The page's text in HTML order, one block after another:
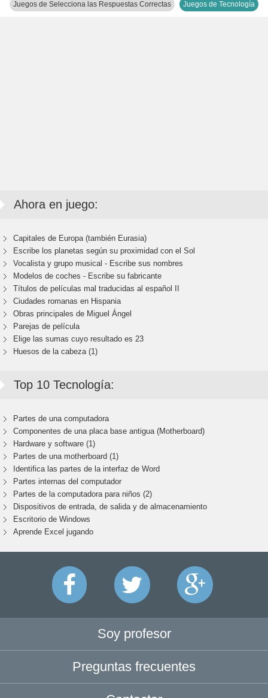
Juegos de Selecciona las Respuestas Correctas Juegos de Tecnología
Ahora en juego:
Capitales de Europa (también Eurasia)
Escribe los planetas según su proximidad con el Sol
Vocalista y grupo musical - Escribe sus nombres
Modelos de coches - Escribe su fabricante
Títulos de películas mal traducidas al español II
Ciudades romanas en Hispania
Obras principales de Miguel Ángel
Parejas de película
Elige las sumas cuyo resultado es 23
Huesos de la cabeza (1)
Top 10 Tecnología:
Partes de una computadora
Componentes de una placa base antigua (Motherboard)
Hardware y software (1)
Partes de una motherboard (1)
Identifica las partes de la interfaz de Word
Partes internas del computador
Partes de la computadora para niños (2)
Dispositivos de entrada, de salida y de almacenamiento
Escritorio de Windows
Aprende Excel jugando
Soy profesor
Preguntas frecuentes